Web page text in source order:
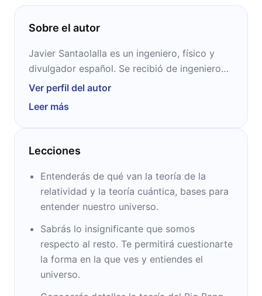
Sobre el autor
Javier Santaolalla es un ingeniero, físico y
divulgador español. Se recibió de ingeniero
de telecomunicaciones por la ULPGC y
investigando con una beca del CIEMAT en el
CERN. En su rol de divulgador ha participado
en diversos programas de televisión, teniendo
Ver perfil del autor
Leer más
Lecciones
Entenderás de qué van la teoría de la
relatividad y la teoría cuántica, bases para
entender nuestro universo.
Sabrás lo insignificante que somos
respecto al resto. Te permitirá cuestionarte
la forma en la que ves y entiendes el
universo.